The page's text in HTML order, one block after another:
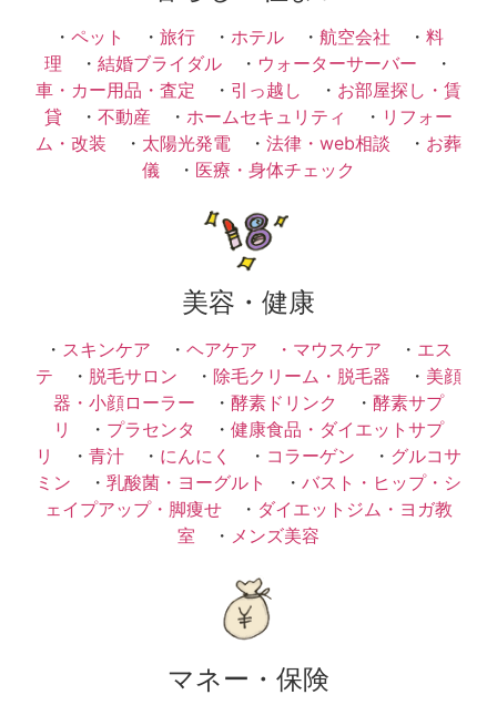
・ ペット ・ 旅行 ・ ホテル ・ 航空会社 ・ 料
理 ・ 結婚ブライダル ・ ウォーターサーバー ・
車・カー用品・査定 ・ 引っ越し ・ お部屋探し・賃
貸 ・ 不動産 ・ ホームセキュリティ ・ リフォー
ム・改装 ・ 太陽光発電 ・ 法律・web相談 ・ お葬
儀 ・ 医療・身体チェック
美容・健康
・ スキンケア ・ ヘアケア ・ マウスケア ・ エス
テ ・ 脱毛サロン ・ 除毛クリーム・脱毛器 ・ 美顔
器・小顔ローラー ・ 酵素ドリンク ・ 酵素サプ
リ
・ プラセンタ ・ 健康食品・ダイエットサプ
リ
・ 青汁 ・ にんにく ・ コラーゲン ・ グルコサ
ミン ・ 乳酸菌・ヨーグルト ・ バスト・ヒップ・シ
ェイプアップ・脚痩せ ・ ダイエットジム・ヨガ教
室 ・ メンズ美容
マネー・保険